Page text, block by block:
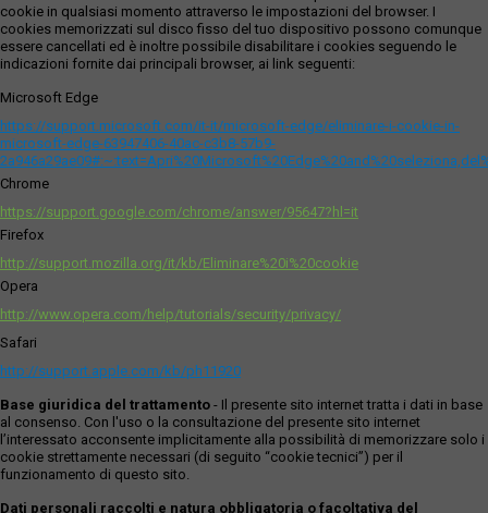
cookie in qualsiasi momento attraverso le impostazioni del browser. I
cookies memorizzati sul disco fisso del tuo dispositivo possono comunque
essere cancellati ed è inoltre possibile disabilitare i cookies seguendo le
indicazioni fornite dai principali browser, ai link seguenti:
Microsoft Edge
https://support.microsoft.com/it-it/microsoft-edge/eliminare-i-cookie-in-
microsoft-edge-63947406-40ac-c3b8-57b9-
Chrome
https://support.google.com/chrome/answer/95647?hl=it
Firefox
http://support.mozilla.org/it/kb/Eliminare%20i%20cookie
Opera
http://www.opera.com/help/tutorials/security/privacy/
Safari
http://support.apple.com/kb/ph11920
Base giuridica del trattamento - Il presente sito internet tratta i dati in base
al consenso. Con l'uso o la consultazione del presente sito internet
l’interessato acconsente implicitamente alla possibilità di memorizzare solo i
cookie strettamente necessari (di seguito “cookie tecnici”) per il
funzionamento di questo sito.
Dati personali raccolti e natura obbligatoria o facoltativa del